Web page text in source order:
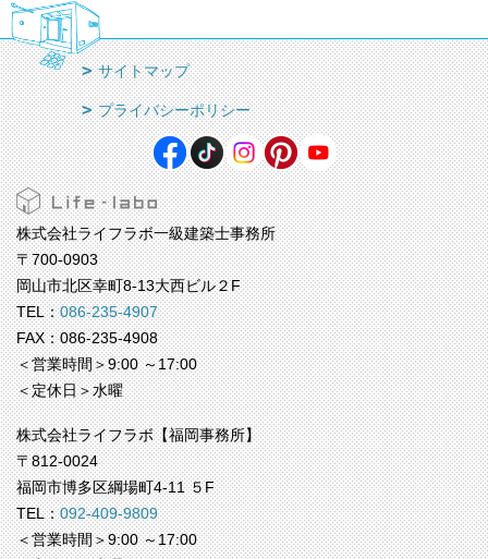
サイトマップ
プライバシーポリシー
株式会社ライフラボ一級建築士事務所
〒700-0903
岡山市北区幸町8-13大西ビル２F
TEL：086-235-4907
FAX：086-235-4908
＜営業時間＞9:00 ～17:00
＜定休日＞水曜
株式会社ライフラボ【福岡事務所】
〒812-0024
福岡市博多区綱場町4-11 ５F
TEL：092-409-9809
＜営業時間＞9:00 ～17:00